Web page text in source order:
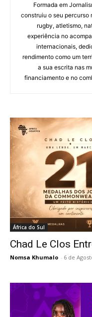
Formada em
construiu o seu percurso
rugby, atletismo,
experiência no
internacionais,
rendimento como um
a sua escrita nas
financiamento e no
África do Sul
Chad Le Clos
Nomsa Khumalo - 6 de